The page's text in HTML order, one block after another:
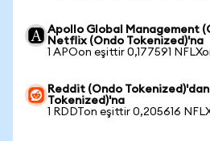
Apollo Global Management
Netflix (Ondo Tokenized)'na
1 APOon eşittir 0,177591
Reddit (Ondo
Tokenized)'na
1 RDDTon eşittir 0,205616